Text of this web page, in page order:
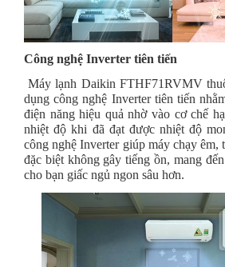
Công nghệ Inverter tiên tiến
Máy lạnh Daikin FTHF71RVMV
dụng công nghệ Inverter tiên tiến
điện năng hiệu quả nhờ vào cơ chế
nhiệt độ khi đã đạt được nhiệt độ
công nghệ Inverter giúp máy chạy êm,
đặc biệt không gây tiếng ồn, mang
cho bạn giấc ngủ ngon sâu hơn.